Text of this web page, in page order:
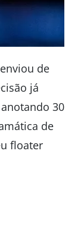
de
já
30
de
floater